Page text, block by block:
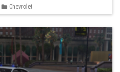
Chevrolet